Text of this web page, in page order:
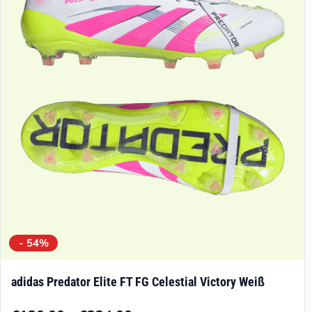
Die
Optionen
können
Produktseite
gewählt
- 54%
adidas Predator Elite FT FG Celestial Victory Weiß